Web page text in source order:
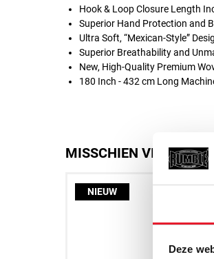
Deze
Hook & Loop Closure Length
Superior Hand Protection and
Ultra Soft, “Mexican-Style”
Superior Breathability and
New, High-Quality Premium
180 Inch - 432 cm Long
MISSCHIEN VIND JE DIT
NIEUW